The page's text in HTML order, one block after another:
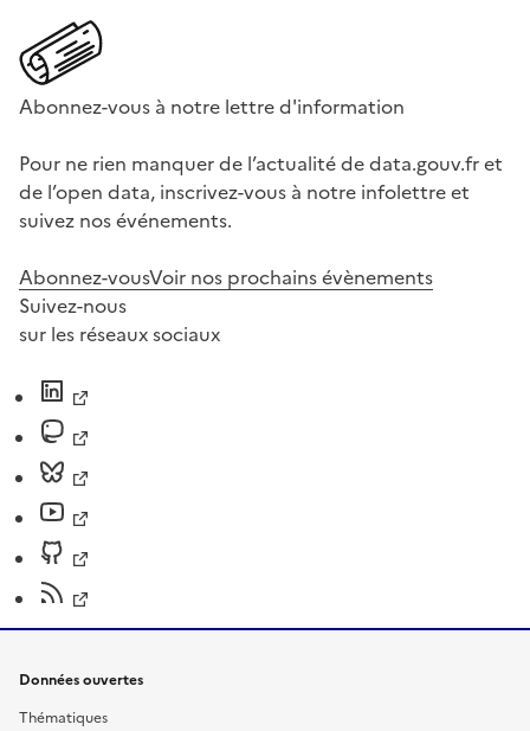
Abonnez-vous à notre lettre d'information
Pour ne rien manquer de l’actualité de data.gouv.fr et
de l’open data, inscrivez-vous à notre infolettre et
suivez nos événements.
Abonnez-vousVoir nos prochains évènements
Suivez-nous
sur les réseaux sociaux
Données ouvertes
Thématiques